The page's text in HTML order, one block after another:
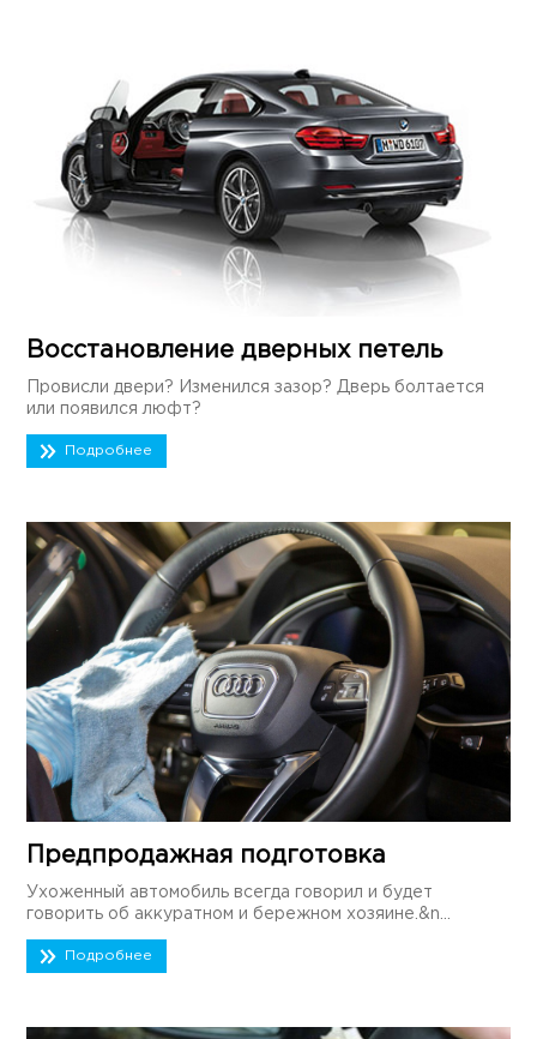
Восстановление дверных петель
Провисли двери? Изменился зазор? Дверь болтается
или появился люфт?
Подробнее
Предпродажная подготовка
Ухоженный автомобиль всегда говорил и будет
говорить об аккуратном и бережном хозяине.&n...
Подробнее